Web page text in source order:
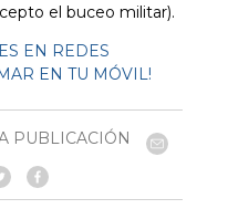
el buceo militar).
EN REDES
EN TU MÓVIL!
PUBLICACIÓN